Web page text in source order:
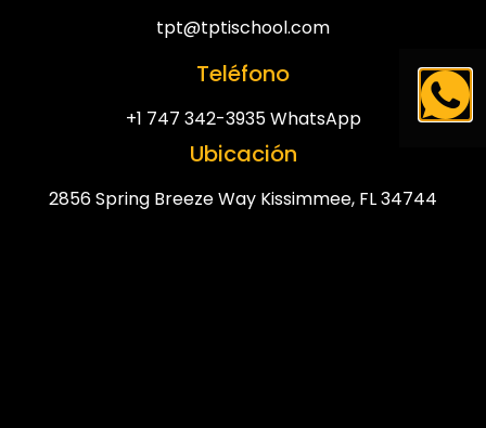
tpt@tptischool.com
Teléfono
+1 747 342-3935 WhatsApp
Ubicación
2856 Spring Breeze Way Kissimmee, FL 34744